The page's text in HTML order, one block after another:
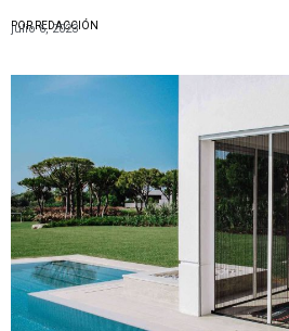
POR REDACCIÓN
julio 6, 2023